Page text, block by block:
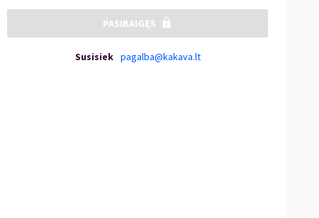
PASIBAIGĘS
Susisiek pagalba@kakava.lt